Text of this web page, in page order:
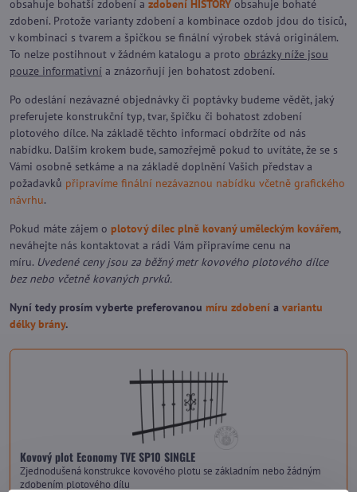
obsahuje bohatší zdobení a zdobení HISTORY obsahuje bohaté
zdobení. Protože varianty zdobení a kombinace ozdob jdou do tisíců,
v kombinaci s tvarem a špičkou se finální výrobek stává originálem.
To nelze postihnout v žádném katalogu a proto obrázky níže jsou
pouze informativní a znázorňují jen bohatost zdobení.
Po odeslání nezávazné objednávky či poptávky budeme vědět, jaký
preferujete konstrukční typ, tvar, špičku či bohatost zdobení
plotového dílce. Na základě těchto informací obdržíte od nás
nabídku. Dalším krokem bude, samozřejmě pokud to uvítáte, že se s
Vámi osobně setkáme a na základě doplnění Vašich představ a
požadavků připravíme finální nezávaznou nabídku včetně grafického
návrhu.
Pokud máte zájem o plotový dílec plně kovaný uměleckým kovářem,
neváhejte nás kontaktovat a rádi Vám připravíme cenu na
míru. Uvedené ceny jsou za běžný metr kovového plotového dílce
bez nebo včetně kovaných prvků.
Nyní tedy prosím vyberte preferovanou míru zdobení a variantu
délky brány.
Kovový plot Economy TVE SP10 SINGLE
Zjednodušená konstrukce kovového plotu se základním nebo žádným
zdobením plotového dílu